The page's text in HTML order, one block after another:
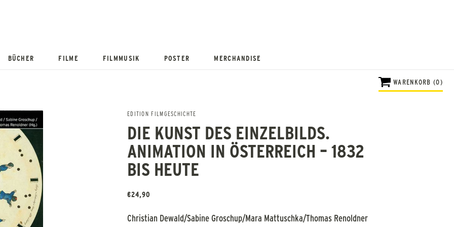
BÜCHER FILME FILMMUSIK POSTER MERCHANDISE
WARENKORB (0)
EDITION FILMGESCHICHTE
DIE KUNST DES EINZELBILDS.
ANIMATION IN ÖSTERREICH – 1832
BIS HEUTE
€24,90
Christian Dewald/Sabine Groschup/Mara Mattuschka/Thomas Renoldner